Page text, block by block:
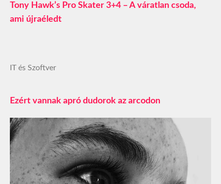
Tony Hawk’s Pro Skater 3+4 – A váratlan csoda,
ami újraéledt
IT és Szoftver
Ezért vannak apró dudorok az arcodon